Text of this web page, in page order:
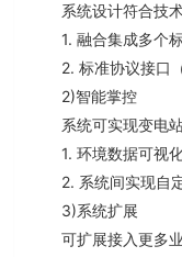
系统设计符合技
1.融合集成多个
2.标准协议接口
2)智能掌控
系统可实现变电
1.环境数据可视化
2. 系统间实现自
3)系统扩展
可扩展接入更多